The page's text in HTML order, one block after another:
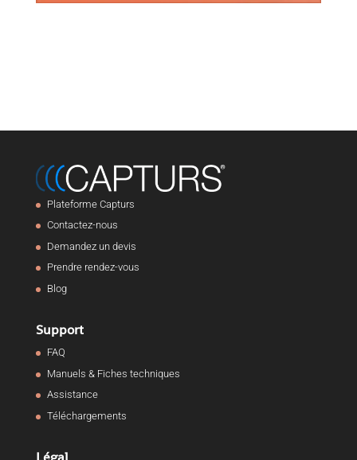
Plateforme Capturs
Contactez-nous
Demandez un devis
Prendre rendez-vous
Blog
Support
FAQ
Manuels & Fiches techniques
Assistance
Téléchargements